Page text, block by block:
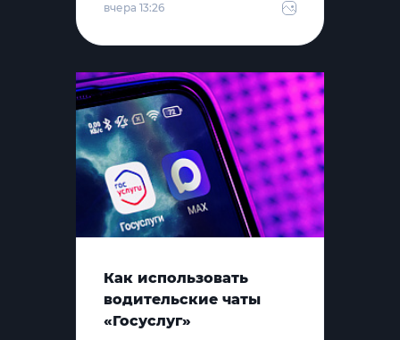
вчера 13:26
Как использовать
водительские чаты
«Госуслуг»